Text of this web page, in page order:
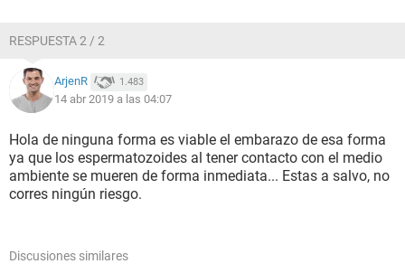
RESPUESTA 2 / 2
ArjenR 1.483
14 abr 2019 a las 04:07
Hola de ninguna forma es viable el embarazo de esa forma
ya que los espermatozoides al tener contacto con el medio
ambiente se mueren de forma inmediata... Estas a salvo, no
corres ningún riesgo.
Discusiones similares